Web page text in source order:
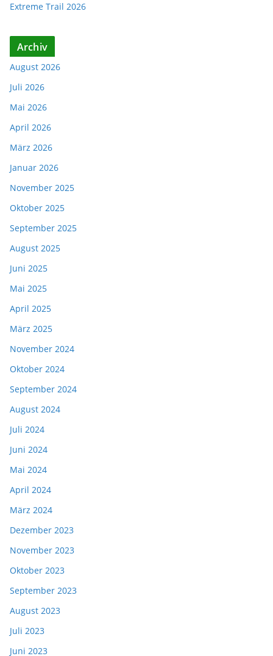
Extreme Trail 2026
Archiv
August 2026
Juli 2026
Mai 2026
April 2026
März 2026
Januar 2026
November 2025
Oktober 2025
September 2025
August 2025
Juni 2025
Mai 2025
April 2025
März 2025
November 2024
Oktober 2024
September 2024
August 2024
Juli 2024
Juni 2024
Mai 2024
April 2024
März 2024
Dezember 2023
November 2023
Oktober 2023
September 2023
August 2023
Juli 2023
Juni 2023